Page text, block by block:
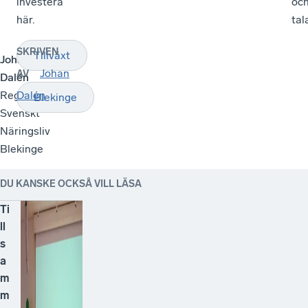
här.
Johan
Dalén
Regionchef
Svenskt
Näringsliv
Blekinge
Tillväxt
Blekinge
SKRIVEN
AV
Johan
Dalén
DU KANSKE OCKSÅ VILL LÄSA
Ti
ll
s
a
m
m